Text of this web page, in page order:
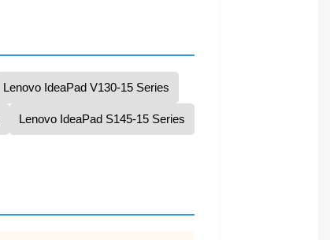
Lenovo IdeaPad V130-15 Series
Lenovo IdeaPad S145-15 Series